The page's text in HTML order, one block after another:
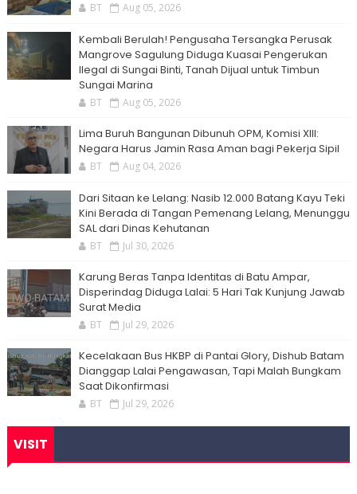
BT Aug 05, 2026
Kembali Berulah! Pengusaha Tersangka Perusak
Mangrove Sagulung Diduga Kuasai Pengerukan
Ilegal di Sungai Binti, Tanah Dijual untuk Timbun
Sungai Marina
BT Aug 05, 2026
Lima Buruh Bangunan Dibunuh OPM, Komisi XIII:
Negara Harus Jamin Rasa Aman bagi Pekerja Sipil
BT Aug 04, 2026
Dari Sitaan ke Lelang: Nasib 12.000 Batang Kayu Teki
Kini Berada di Tangan Pemenang Lelang, Menunggu
SAL dari Dinas Kehutanan
BT Jul 30, 2026
Karung Beras Tanpa Identitas di Batu Ampar,
Disperindag Diduga Lalai: 5 Hari Tak Kunjung Jawab
Surat Media
BT Jul 29, 2026
Kecelakaan Bus HKBP di Pantai Glory, Dishub Batam
Dianggap Lalai Pengawasan, Tapi Malah Bungkam
Saat Dikonfirmasi
BT Jul 29, 2026
VISIT